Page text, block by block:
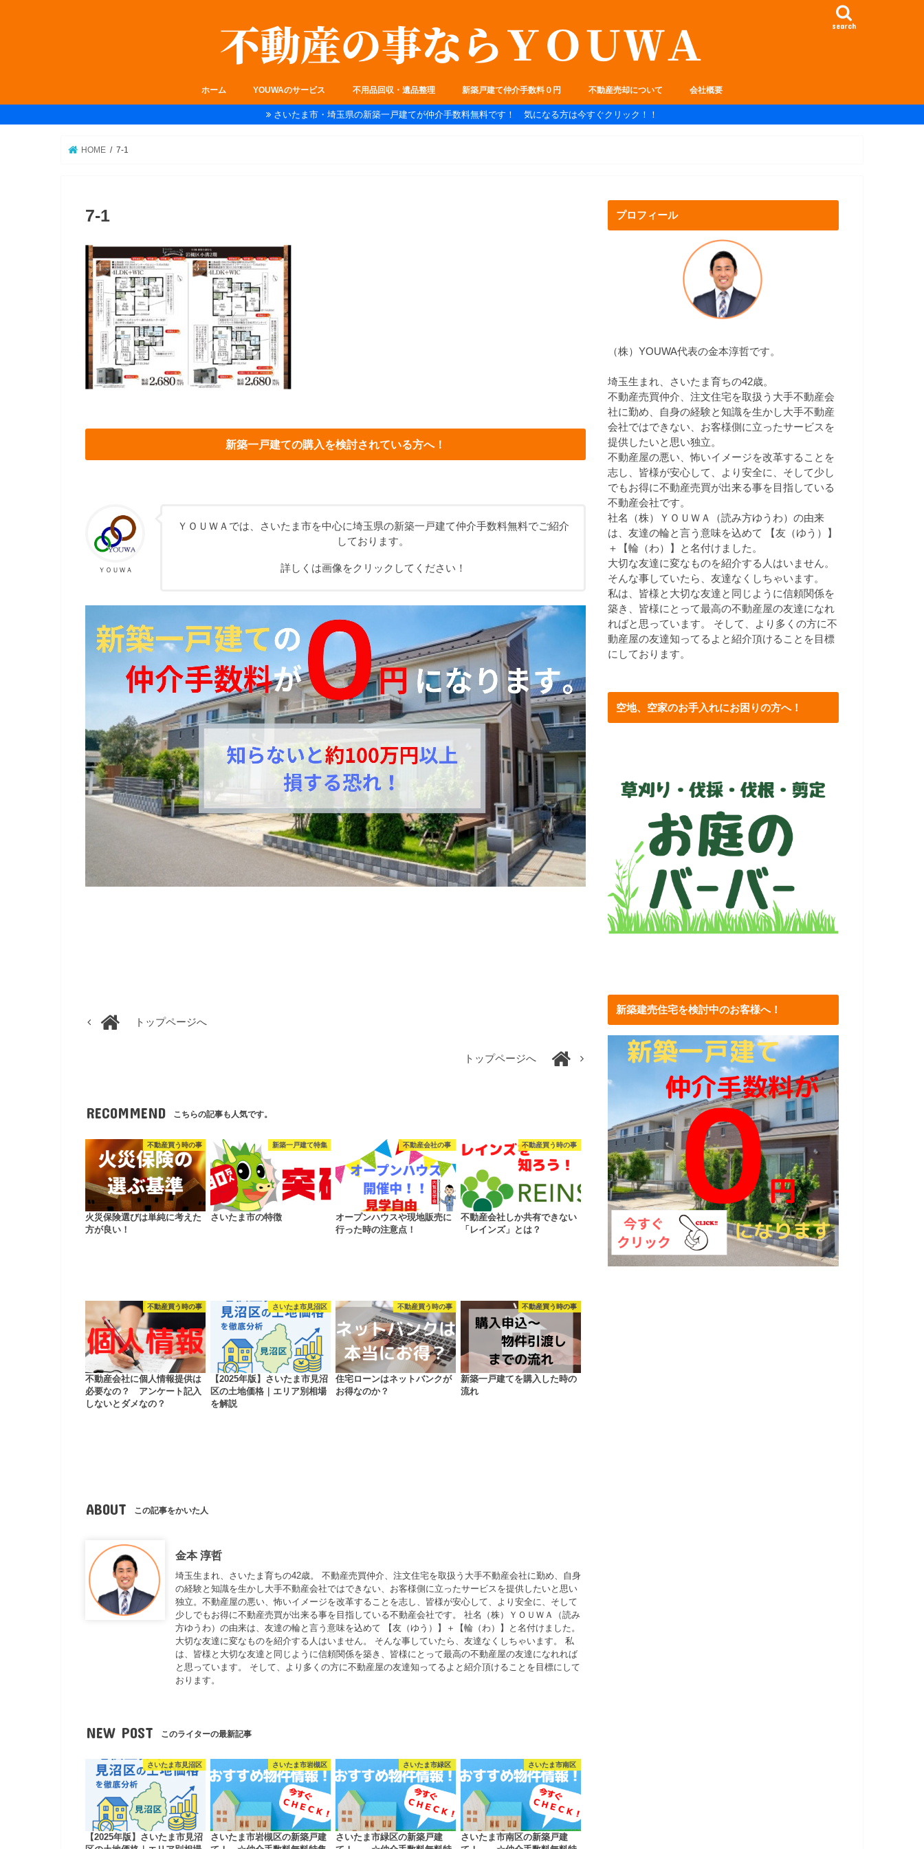
search
ホーム YOUWAのサービス 不用品回収・遺品整理 新築戸建て仲介手数料０円 不動産売却について 会社概要
さいたま市・埼玉県の新築一戸建てが仲介手数料無料です！ 気になる方は今すぐクリック！！
HOME 7-1
7-1
新築一戸建ての購入を検討されている方へ！
ＹＯＵＷＡ
ＹＯＵＷＡでは、さいたま市を中心に埼玉県の新築一戸建て仲介手数料無料でご紹介
しております。
詳しくは画像をクリックしてください！
トップページへ
トップページへ
RECOMMEND こちらの記事も人気です。
不動産買う時の事
火災保険選びは単純に考えた
方が良い！
新築一戸建て特集
さいたま市の特徴
不動産会社の事
オープンハウスや現地販売に
行った時の注意点！
不動産買う時の事
不動産会社しか共有できない
「レインズ」とは？
不動産買う時の事
不動産会社に個人情報提供は
必要なの？ アンケート記入
しないとダメなの？
さいたま市見沼区
【2025年版】さいたま市見沼
区の土地価格｜エリア別相場
を解説
不動産買う時の事
住宅ローンはネットバンクが
お得なのか？
不動産買う時の事
新築一戸建てを購入した時の
流れ
ABOUT この記事をかいた人
金本 淳哲
埼玉生まれ、さいたま育ちの42歳。 不動産売買仲介、注文住宅を取扱う大手不動産会社に勤め、自身
の経験と知識を生かし大手不動産会社ではできない、お客様側に立ったサービスを提供したいと思い
独立。不動産屋の悪い、怖いイメージを改革することを志し、皆様が安心して、より安全に、そして
少しでもお得に不動産売買が出来る事を目指している不動産会社です。 社名（株）ＹＯＵＷＡ（読み
方ゆうわ）の由来は、友達の輪と言う意味を込めて 【友（ゆう）】＋【輪（わ）】と名付けました。
大切な友達に変なものを紹介する人はいません。 そんな事していたら、友達なくしちゃいます。 私
は、皆様と大切な友達と同じように信頼関係を築き、皆様にとって最高の不動産屋の友達になれれば
と思っています。 そして、より多くの方に不動産屋の友達知ってるよと紹介頂けることを目標にして
おります。
NEW POST このライターの最新記事
さいたま市見沼区
【2025年版】さいたま市見沼
さいたま市岩槻区
さいたま市岩槻区の新築戸建
さいたま市緑区
さいたま市緑区の新築戸建
さいたま市南区
さいたま市南区の新築戸建
プロフィール
（株）YOUWA代表の金本淳哲です。
埼玉生まれ、さいたま育ちの42歳。
不動産売買仲介、注文住宅を取扱う大手不動産会
社に勤め、自身の経験と知識を生かし大手不動産
会社ではできない、お客様側に立ったサービスを
提供したいと思い独立。
不動産屋の悪い、怖いイメージを改革することを
志し、皆様が安心して、より安全に、そして少し
でもお得に不動産売買が出来る事を目指している
不動産会社です。
社名（株）ＹＯＵＷＡ（読み方ゆうわ）の由来
は、友達の輪と言う意味を込めて 【友（ゆう）】
＋【輪（わ）】と名付けました。
大切な友達に変なものを紹介する人はいません。
そんな事していたら、友達なくしちゃいます。
私は、皆様と大切な友達と同じように信頼関係を
築き、皆様にとって最高の不動産屋の友達になれ
ればと思っています。 そして、より多くの方に不
動産屋の友達知ってるよと紹介頂けることを目標
にしております。
空地、空家のお手入れにお困りの方へ！
新築建売住宅を検討中のお客様へ！